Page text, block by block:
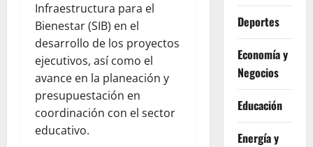
Infraestructura para el
Bienestar (SIB) en el
desarrollo de los proyectos
ejecutivos, así como el
avance en la planeación y
presupuestación en
coordinación con el sector
educativo.
Deportes
Economía y
Negocios
Educación
Energía y